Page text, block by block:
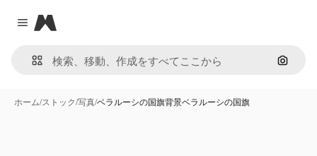
Close menu
Magnific
画像で
ホーム/ストック/写真/ベラルーシの国旗背景ベラルーシの国旗